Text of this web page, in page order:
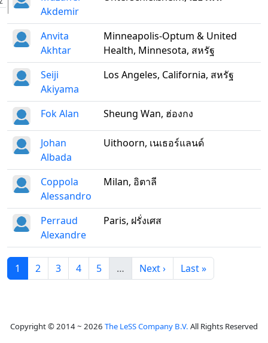
Akdemir
Anvita
Akhtar
Minneapolis-Optum & United
Health, Minnesota, สหรัฐ
Seiji
Akiyama
Los Angeles, California, สหรัฐ
Fok Alan Sheung Wan, ฮ่องกง
Johan
Albada
Uithoorn, เนเธอร์แลนด์
Coppola
Alessandro
Milan, อิตาลี
Perraud
Alexandre
Paris, ฝรั่งเศส
1 2 3 4 5 … Next › Last »
Copyright © 2014 ~ 2026 The LeSS Company B.V. All Rights Reserved